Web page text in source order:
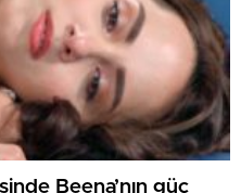
Beena’nın güç